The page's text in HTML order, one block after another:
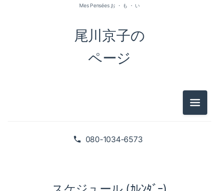
080-1034-6573
尾川京子の
ページ
Mes Pensées お ・ も ・ い
メニュ